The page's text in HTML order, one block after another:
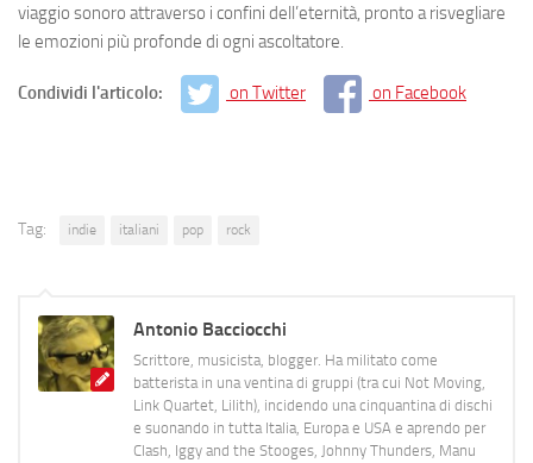
viaggio sonoro attraverso i confini dell’eternità, pronto a risvegliare
le emozioni più profonde di ogni ascoltatore.
Condividi l'articolo: on Twitter on Facebook
Tag: indie italiani pop rock
Antonio Bacciocchi
Scrittore, musicista, blogger. Ha militato come
batterista in una ventina di gruppi (tra cui Not Moving,
Link Quartet, Lilith), incidendo una cinquantina di dischi
e suonando in tutta Italia, Europa e USA e aprendo per
Clash, Iggy and the Stooges, Johnny Thunders, Manu